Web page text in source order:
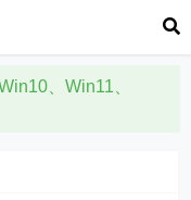
、Win11、